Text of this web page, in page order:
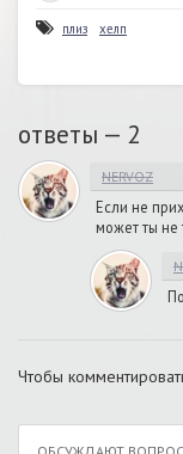
плиз хелп
ответы — 2
NERVOZ
Если не
может ты не
Чтобы